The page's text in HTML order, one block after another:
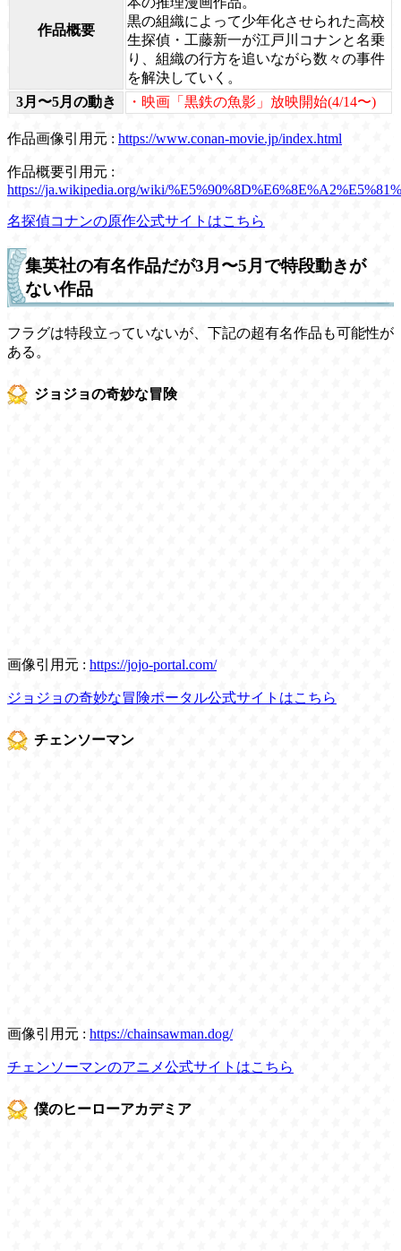
作品概要
黒の組織によって少年化させられた高校
生探偵・工藤新一が江戸川コナンと名乗
り、組織の行方を追いながら数々の事件
を解決していく。
3月〜5月の動き
・映画「黒鉄の魚影」放映開始(4/14〜)
作品画像引用元 : https://www.conan-movie.jp/index.html
作品概要引用元 :
https://ja.wikipedia.org/wiki/
名探偵コナンの原作公式サイトはこちら
集英社の有名作品だが3月〜5月で特段動きが
ない作品
フラグは特段立っていないが、下記の超有名作品も可能性が
ある。
ジョジョの奇妙な冒険
画像引用元 : https://jojo-portal.com/
ジョジョの奇妙な冒険ポータル公式サイトはこちら
チェンソーマン
画像引用元 : https://chainsawman.dog/
チェンソーマンのアニメ公式サイトはこちら
僕のヒーローアカデミア